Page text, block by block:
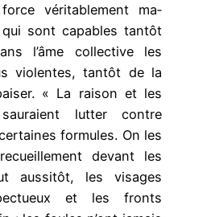
véritablement ma­
sont capables tantôt
l’âme collective les
violentes, tantôt de la
« La raison et les
lutter contre
formules. On les
devant les
aussitôt, les visages
et les fronts